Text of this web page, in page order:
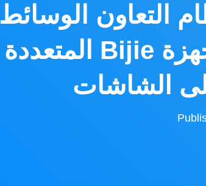
التعاون الوسائط
المتعددة Bijie للأجهزة مثل الهواتف المحمولة وأجهزة